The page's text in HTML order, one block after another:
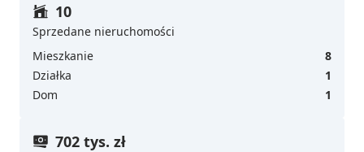
10
Sprzedane nieruchomości
Mieszkanie
8
Działka
1
Dom
1
702 tys. zł